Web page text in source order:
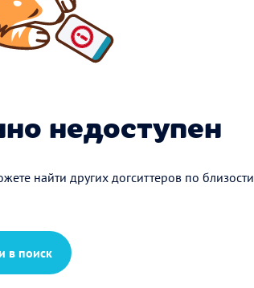
недоступен
найти других догситтеров по близости
в поиск